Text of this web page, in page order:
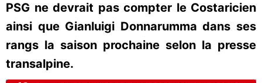
PSG ne devrait pas compter le Costaricien
ainsi que Gianluigi Donnarumma dans ses
rangs la saison prochaine selon la presse
transalpine.